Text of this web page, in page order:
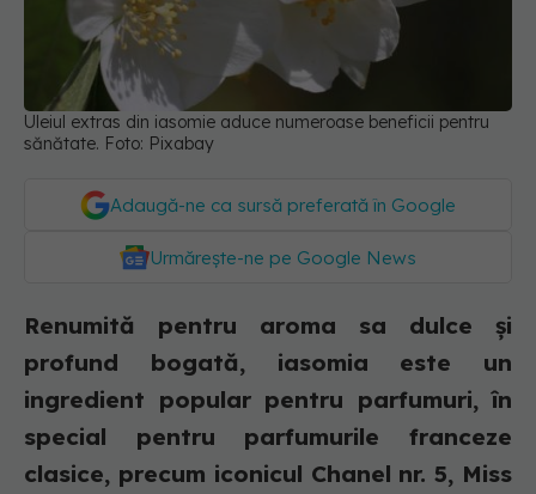
Uleiul extras din iasomie aduce numeroase beneficii pentru
sănătate. Foto: Pixabay
Adaugă-ne ca sursă preferată în Google
Urmărește-ne pe Google News
Renumită pentru aroma sa dulce și
profund bogată, iasomia este un
ingredient popular pentru parfumuri, în
special pentru parfumurile franceze
clasice, precum iconicul Chanel nr. 5, Miss